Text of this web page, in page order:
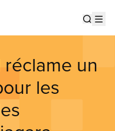
réclame un
les